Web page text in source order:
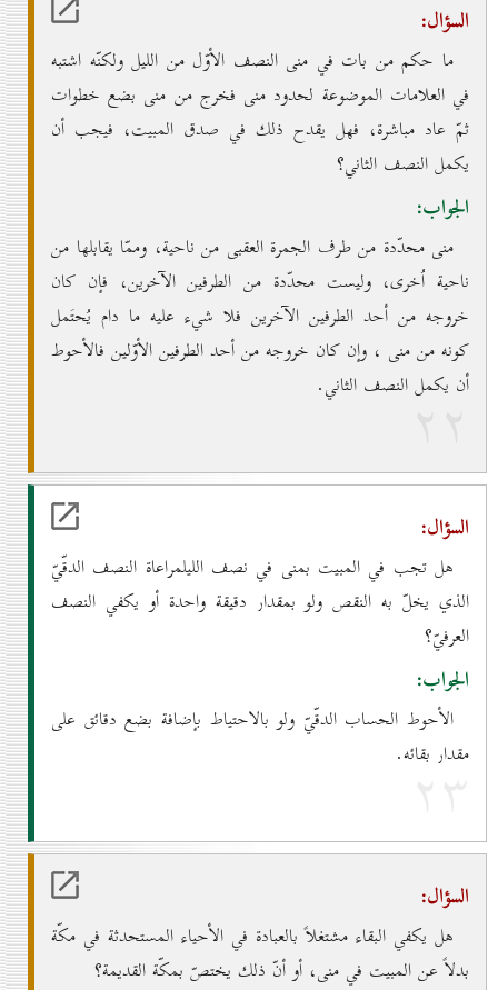
السؤال:
ما حكم من بات في منى النصف الأوّل من الليل ولكنّه اشتبه
في العلامات الموضوعة لحدود منى فخرج من منى بضع خطوات
ثمّ عاد مباشرة، فهل يقدح ذلك في صدق المبيت، فيجب أن
يكمل النصف الثاني؟
الجواب:
منى محدّدة من طرف الجمرة العقبى من ناحية، وممّا يقابلها من
ناحية اُخرى، وليست محدّدة من الطرفين الآخرين، فإن كان
خروجه من أحد الطرفين الآخرين فلا شيء عليه ما دام يُحتَمل
كونه من منى ، وإن كان خروجه من أحد الطرفين الأوّلين فالأحوط
أن يكمل النصف الثاني.
۲۲
السؤال:
هل تجب في المبيت بمنى في نصف الليلمراعاة النصف الدقّيّ
الذي يخلّ به النقص ولو بمقدار دقيقة واحدة أو يكفي النصف
العرفيّ؟
الجواب:
الأحوط الحساب الدقّيّ ولو بالاحتياط بإضافة بضع دقائق على
مقدار بقائه.
۲۳
السؤال:
هل يكفي البقاء مشتغلاً بالعبادة في الأحياء المستحدثة في مكّة
بدلاً عن المبيت في منى، أو أنّ ذلك يختصّ بمكّة القديمة؟